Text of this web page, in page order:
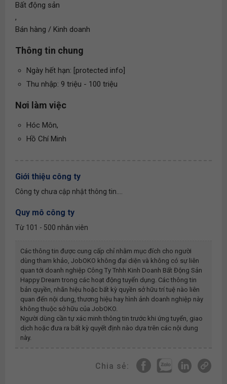
Bất động sản
,
Bán hàng / Kinh doanh
Thông tin chung
Ngày hết hạn: [protected info]
Thu nhập: 9 triệu - 100 triệu
Nơi làm việc
Hóc Môn,
Hồ Chí Minh
Giới thiệu công ty
Công ty chưa cập nhật thông tin....
Quy mô công ty
Từ 101 - 500 nhân viên
Các thông tin được cung cấp chỉ nhằm mục đích cho người
dùng tham khảo, JobOKO không đại diện và không có sự liên
quan tới doanh nghiệp Công Ty Tnhh Kinh Doanh Bất Động Sản
Happy Dream trong các hoạt động tuyển dụng. Các thông tin
bản quyền, nhãn hiệu hoặc bất kỳ quyền sở hữu trí tuệ nào liên
quan đến nội dung, thương hiệu hay hình ảnh doanh nghiệp này
không thuộc sở hữu của JobOKO.
Người dùng cần tự xác minh thông tin trước khi ứng tuyển, giao
dịch hoặc đưa ra bất kỳ quyết định nào dựa trên các nội dung
này.
Chia sẻ: